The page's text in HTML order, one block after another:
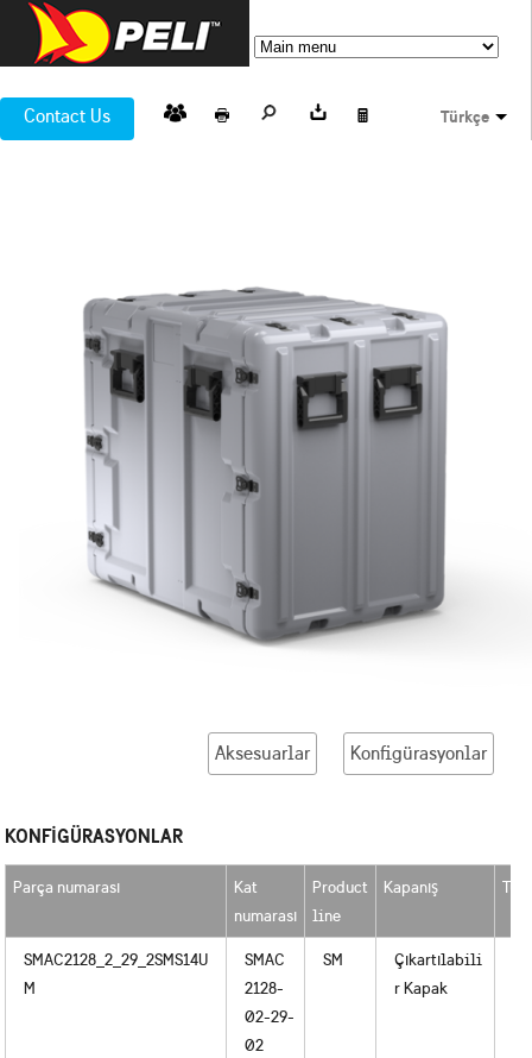
Contact Us Türkçe
Aksesuarlar Konfigürasyonlar
KONFIGÜRASYONLAR
Parça numarası
Kat
numarası
Product
line
Kapanış
SMAC2128_2_29_2SMS14U
M
SMAC
2128-
02-29-
02
SM
Çıkartılabili
r Kapak